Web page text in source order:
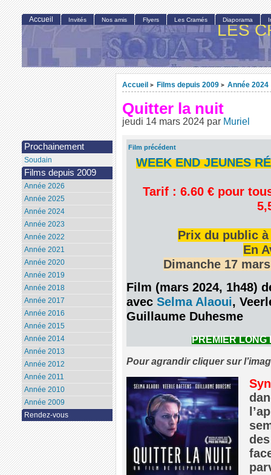
LES
Accueil > Films depuis 2009 > Année 2024
Quitter la nuit
jeudi 14 mars 2024 par Muriel
Film précédent
WEEK END JEUNES
Tarif : 6.60 € pour
Prix du public à
En
Dimanche 17
Film (mars 2024, 1h48)
avec Selma Alaoui,
Guillaume Duhesme
PREMIER LONG
Pour agrandir cliquer sur
Accueil Invités Nos amis Flyers Les Cramés Diaporama
Prochainement
Soudain
Films depuis 2009
Année 2026
Année 2025
Année 2024
Année 2023
Année 2022
Année 2021
Année 2020
Année 2019
Année 2018
Année 2017
Année 2016
Année 2015
Année 2014
Année 2013
Année 2012
Année 2011
Année 2010
Année 2009
Rendez-vous